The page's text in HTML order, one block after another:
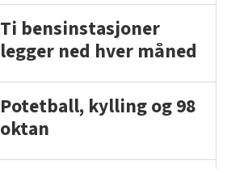
Ti bensinstasjoner
legger ned hver måned
Potetball, kylling og 98
oktan